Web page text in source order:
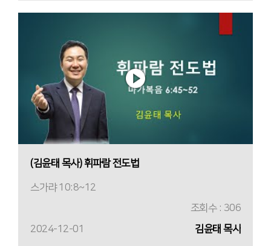
(김윤태 목사) 휘파람 전도법
스가랴 10:8~12
조회수 : 306
2024-12-01
김윤태 목사